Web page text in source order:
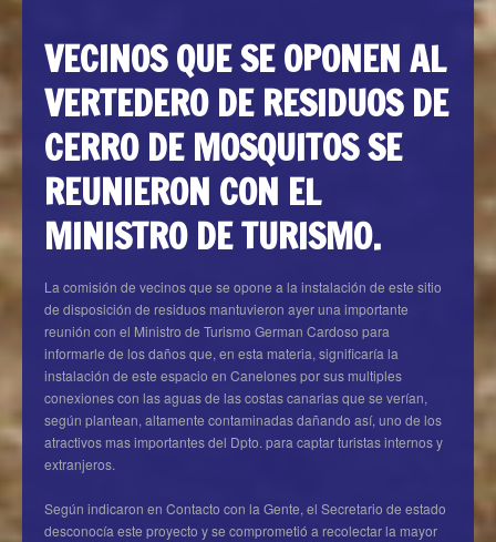
VECINOS QUE SE OPONEN AL
VERTEDERO DE RESIDUOS DE
CERRO DE MOSQUITOS SE
REUNIERON CON EL
MINISTRO DE TURISMO.
La comisión de vecinos que se opone a la instalación de este sitio
de disposición de residuos mantuvieron ayer una importante
reunión con el Ministro de Turismo German Cardoso para
informarle de los daños que, en esta materia, significaría la
instalación de este espacio en Canelones por sus multiples
conexiones con las aguas de las costas canarias que se verían,
según plantean, altamente contaminadas dañando así, uno de los
atractivos mas importantes del Dpto. para captar turistas internos y
extranjeros.
Según indicaron en Contacto con la Gente, el Secretario de estado
desconocía este proyecto y se comprometió a recolectar la mayor